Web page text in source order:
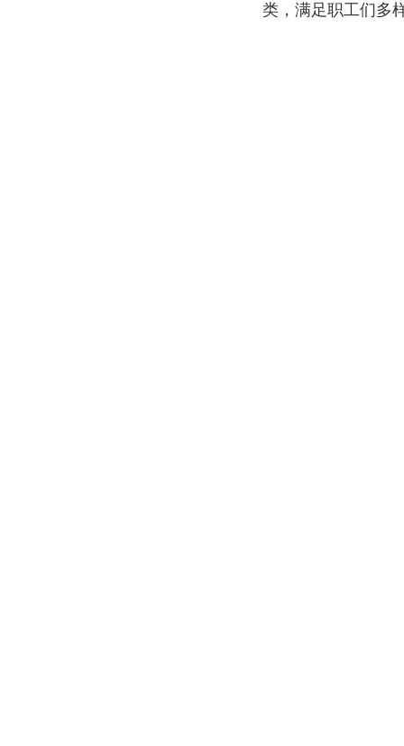
类，满足职工们多